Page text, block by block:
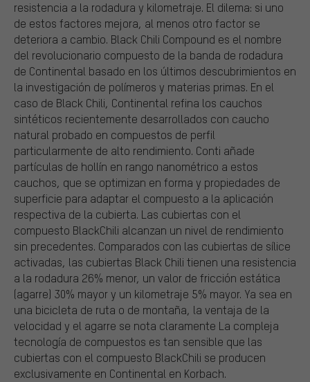
resistencia a la rodadura y kilometraje. El dilema: si uno
de estos factores mejora, al menos otro factor se
deteriora a cambio. Black Chili Compound es el nombre
del revolucionario compuesto de la banda de rodadura
de Continental basado en los últimos descubrimientos en
la investigación de polímeros y materias primas. En el
caso de Black Chili, Continental refina los cauchos
sintéticos recientemente desarrollados con caucho
natural probado en compuestos de perfil
particularmente de alto rendimiento. Conti añade
partículas de hollín en rango nanométrico a estos
cauchos, que se optimizan en forma y propiedades de
superficie para adaptar el compuesto a la aplicación
respectiva de la cubierta. Las cubiertas con el
compuesto BlackChili alcanzan un nivel de rendimiento
sin precedentes. Comparados con las cubiertas de sílice
activadas, las cubiertas Black Chili tienen una resistencia
a la rodadura 26% menor, un valor de fricción estática
(agarre) 30% mayor y un kilometraje 5% mayor. Ya sea en
una bicicleta de ruta o de montaña, la ventaja de la
velocidad y el agarre se nota claramente La compleja
tecnología de compuestos es tan sensible que las
cubiertas con el compuesto BlackChili se producen
exclusivamente en Continental en Korbach.